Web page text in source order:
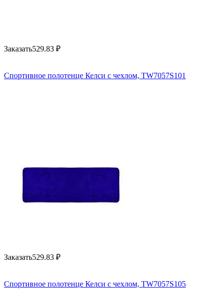
Заказать529.83 ₽
Спортивное полотенце Келси с чехлом, TW7057S101
Заказать529.83 ₽
Спортивное полотенце Келси с чехлом, TW7057S105